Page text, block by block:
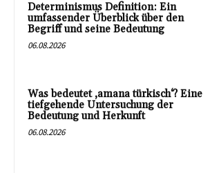
Determinismus Definition: Ein
umfassender Überblick über den
Begriff und seine Bedeutung
06.08.2026
Was bedeutet ‚amana türkisch‘? Eine
tiefgehende Untersuchung der
Bedeutung und Herkunft
06.08.2026